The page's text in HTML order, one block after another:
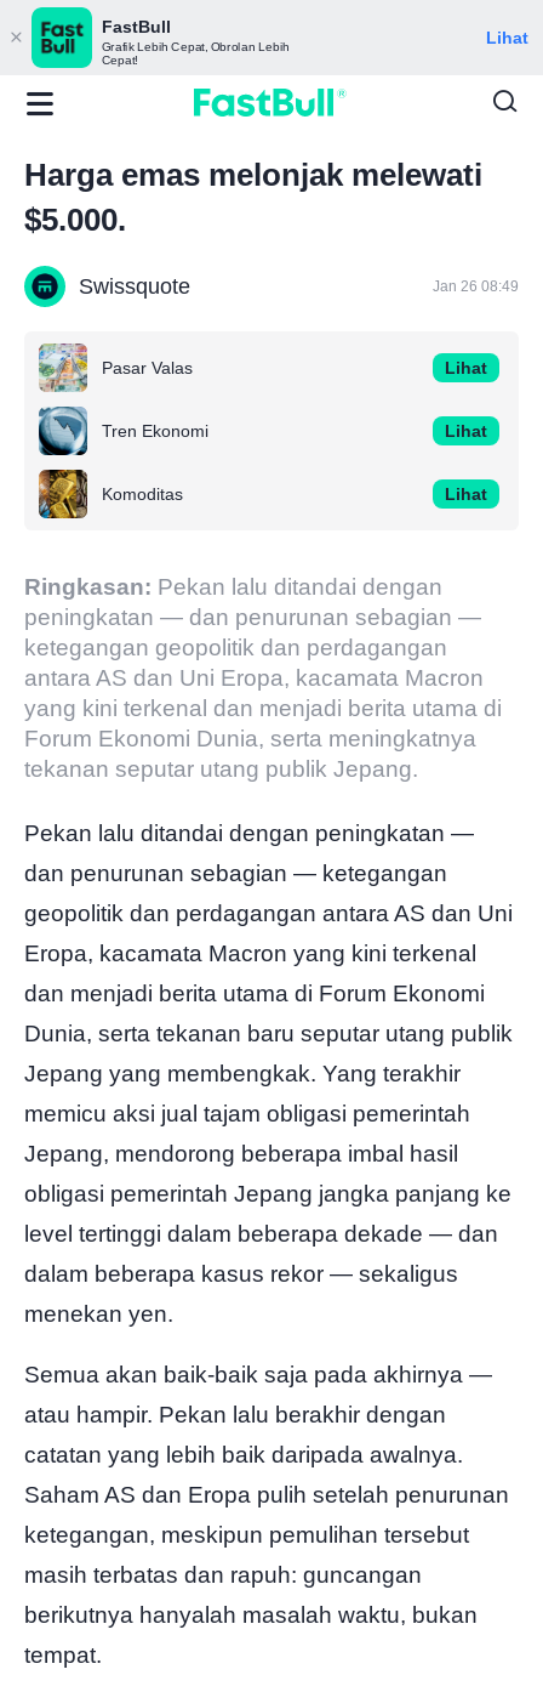
FastBull
Grafik Lebih Cepat, Obrolan Lebih
Cepat!
Lihat
Harga emas melonjak melewati
$5.000.
Swissquote Jan 26 08:49
Pasar Valas Lihat
Tren Ekonomi Lihat
Komoditas Lihat
Ringkasan: Pekan lalu ditandai dengan
peningkatan — dan penurunan sebagian —
ketegangan geopolitik dan perdagangan
antara AS dan Uni Eropa, kacamata Macron
yang kini terkenal dan menjadi berita utama di
Forum Ekonomi Dunia, serta meningkatnya
tekanan seputar utang publik Jepang.
Pekan lalu ditandai dengan peningkatan —
dan penurunan sebagian — ketegangan
geopolitik dan perdagangan antara AS dan Uni
Eropa, kacamata Macron yang kini terkenal
dan menjadi berita utama di Forum Ekonomi
Dunia, serta tekanan baru seputar utang publik
Jepang yang membengkak. Yang terakhir
memicu aksi jual tajam obligasi pemerintah
Jepang, mendorong beberapa imbal hasil
obligasi pemerintah Jepang jangka panjang ke
level tertinggi dalam beberapa dekade — dan
dalam beberapa kasus rekor — sekaligus
menekan yen.
Semua akan baik-baik saja pada akhirnya —
atau hampir. Pekan lalu berakhir dengan
catatan yang lebih baik daripada awalnya.
Saham AS dan Eropa pulih setelah penurunan
ketegangan, meskipun pemulihan tersebut
masih terbatas dan rapuh: guncangan
berikutnya hanyalah masalah waktu, bukan
tempat.